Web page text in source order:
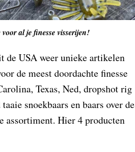
al je finesse visserijen!
USA weer unieke artikelen
de meest doordachte finesse
Texas, Ned, dropshot rig
snoekbaars en baars over de
assortiment. Hier 4 producten